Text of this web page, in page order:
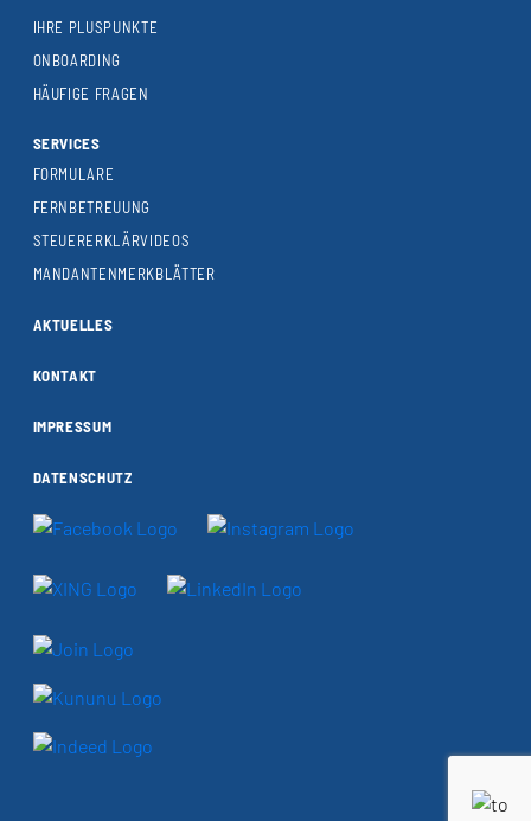
IHRE PLUSPUNKTE
ONBOARDING
HÄUFIGE FRAGEN
SERVICES
FORMULARE
FERNBETREUUNG
STEUERERKLÄRVIDEOS
MANDANTENMERKBLÄTTER
AKTUELLES
KONTAKT
IMPRESSUM
DATENSCHUTZ